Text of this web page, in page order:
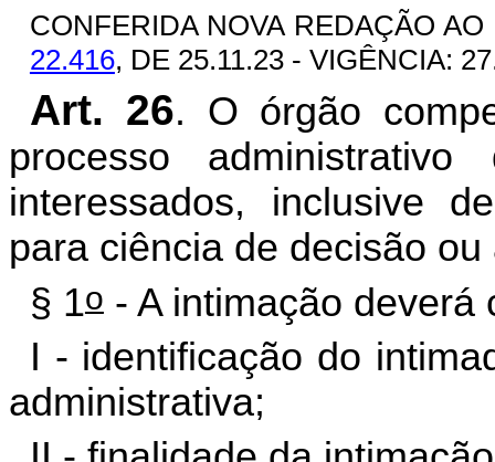
CONFERIDA NOVA REDAÇÃO AO
22.416, DE 25.11.23 - VIGÊNCIA:
Art. 26. O órgão
processo
interessados, inclusive
para ciência de decisão
§ 1o- A intimação deverá
I - identificação do
administrativa;